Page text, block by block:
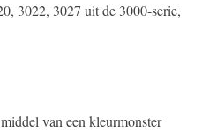
3022, 3027 uit de 3000-serie,
van een kleurmonster